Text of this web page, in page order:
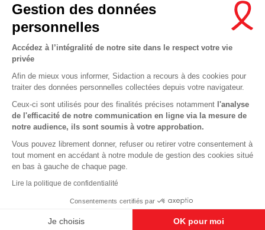
Gestion des données
personnelles
Accédez à l’intégralité de notre site dans le respect votre vie
privée
Afin de mieux vous informer, Sidaction a recours à des cookies pour
traiter des données personnelles collectées depuis votre navigateur.
Ceux-ci sont utilisés pour des finalités précises notamment l'analyse
de l'efficacité de notre communication en ligne via la mesure de
notre audience, ils sont soumis à votre approbation.
Vous pouvez librement donner, refuser ou retirer votre consentement à
tout moment en accédant à notre module de gestion des cookies situé
en bas à gauche de chaque page.
Lire la politique de confidentialité
Consentements certifiés par
Je choisis OK pour moi
Newsletter
Nous suivre sur les réseaux :
MENTIONS LÉGALES
CONDITIONS D’UTILISATION ET PROTECTION DES DONNÉES
COOKIES
This site uses cookies and gives you control over what you want to
En savoir plus